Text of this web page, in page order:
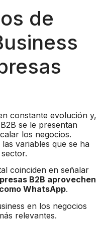
de
constante evolución y,
se le presentan
los negocios.
las variables que se ha
coinciden en señalar
B2B aprovechen
WhatsApp.
en los negocios
relevantes.